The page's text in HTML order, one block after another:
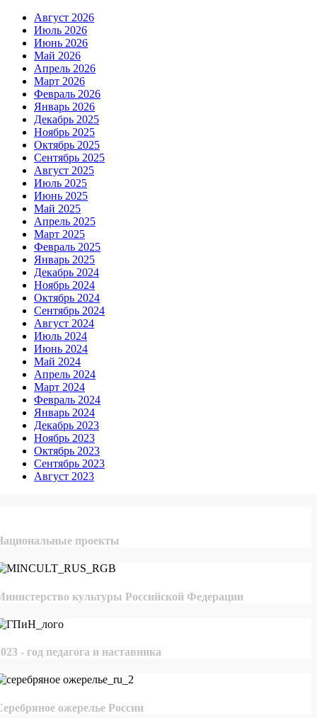
Август 2026
Июль 2026
Июнь 2026
Май 2026
Апрель 2026
Март 2026
Февраль 2026
Январь 2026
Декабрь 2025
Ноябрь 2025
Октябрь 2025
Сентябрь 2025
Август 2025
Июль 2025
Июнь 2025
Май 2025
Апрель 2025
Март 2025
Февраль 2025
Январь 2025
Декабрь 2024
Ноябрь 2024
Октябрь 2024
Сентябрь 2024
Август 2024
Июль 2024
Июнь 2024
Май 2024
Апрель 2024
Март 2024
Февраль 2024
Январь 2024
Декабрь 2023
Ноябрь 2023
Октябрь 2023
Сентябрь 2023
Август 2023
проекты
культуры Российской Федерации
- год педагога и наставника
ожерелье России